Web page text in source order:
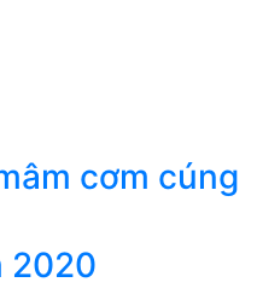
cơm cúng
2020